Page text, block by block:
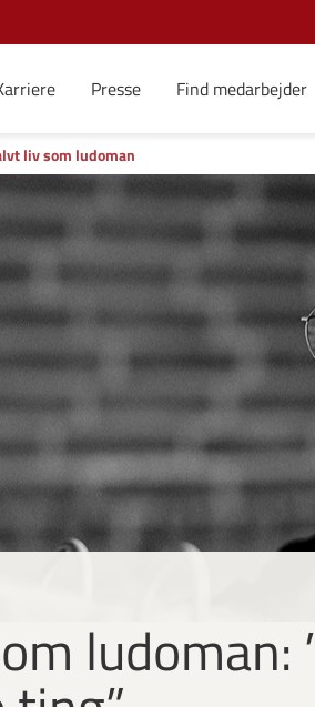
Presse Find medarbejder
liv som ludoman
ludoman: